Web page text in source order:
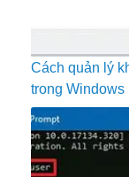
Cách quản lý
trong Windows